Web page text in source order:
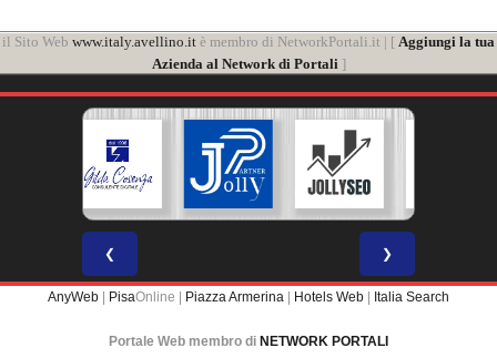
il Sito Web www.italy.avellino.it è membro di NetworkPortali.it | [ Aggiungi la tua
Azienda al Network di Portali]
❮ ❯
AnyWeb PisaOnline | Piazza Armerina Hotels Web Italia Search
Portale Web membro di NETWORK PORTALI